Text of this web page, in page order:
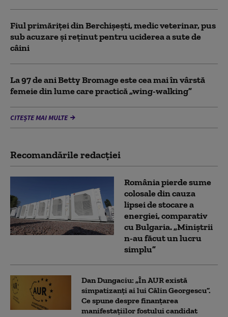
Fiul primăriţei din Berchişeşti, medic veterinar, pus
sub acuzare şi reţinut pentru uciderea a sute de
câini
La 97 de ani Betty Bromage este cea mai în vârstă
femeie din lume care practică „wing-walking”
CITEȘTE MAI MULTE
Recomandările redacţiei
România pierde sume
colosale din cauza
lipsei de stocare a
energiei, comparativ
cu Bulgaria. „Miniștrii
n-au făcut un lucru
simplu”
Dan Dungaciu: „În AUR există
simpatizanți ai lui Călin Georgescu”.
Ce spune despre finanțarea
manifestațiilor fostului candidat